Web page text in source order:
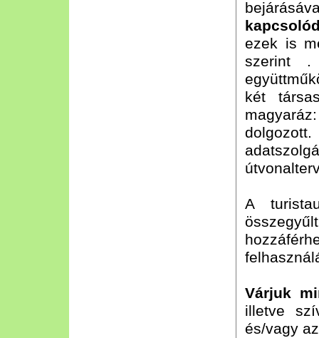
ezek is
szerint .
két
A
Várjuk
illetve
és/vagy